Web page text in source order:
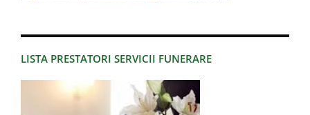
LISTA PRESTATORI SERVICII FUNERARE